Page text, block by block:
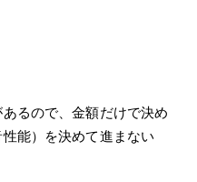
るので、金額だけで決め
能）を決めて進まない